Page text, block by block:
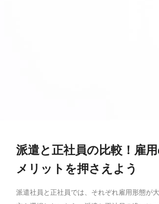
派遣と正社員の比較！雇
メリットを押さえよう
派遣社員と正社員では、それぞれ雇用形態が